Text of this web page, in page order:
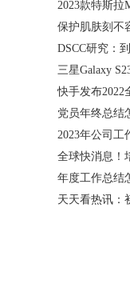
保护肌肤刻不
DSCC研究：
三星Galaxy
党员年终总结
2023年公司工
全球快消息！
年度工作总结